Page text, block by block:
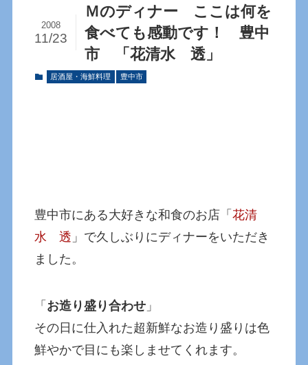
Ｍのディナー ここは何を
食べても感動です！ 豊中
市 「花清水 透」
2008
11/23
居酒屋・海鮮料理 豊中市
豊中市にある大好きな和食のお店「花清
水 透 」で久しぶりにディナーをいただき
ました。
「 お造り盛り合わせ 」
その日に仕入れた超新鮮なお造り盛りは色
鮮やかで目にも楽しませてくれます。